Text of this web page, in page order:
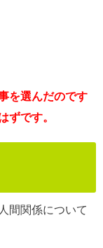
を選んだのです
ずです。
間関係について